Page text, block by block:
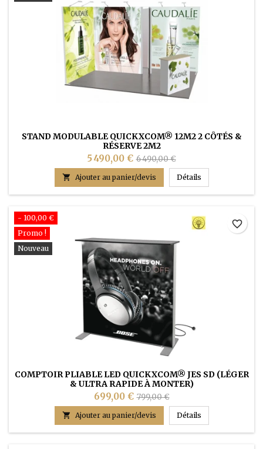
STAND MODULABLE QUICKXCOM® 12M2 2 CÔTÉS &
RÉSERVE 2M2
5 490,00 € 6 490,00 €
 Ajouter au panier/devis DétailsStand Modulable
- 100,00 €
Promo !
Nouveau
COMPTOIR PLIABLE LED QUICKXCOM® JES SD (LÉGER
& ULTRA RAPIDE À MONTER)
699,00 € 799,00 €
 Ajouter au panier/devis DétailsCOMPTOIR
favorite_border